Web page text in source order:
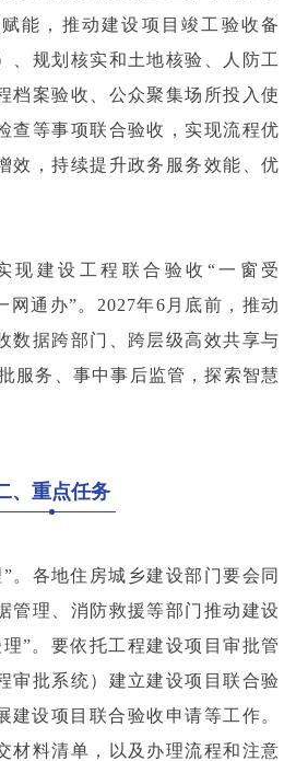
能，推动建设项目竣工验收备
、规划核实和土地核验、人防工
档案验收、公众聚集场所投入使
查等事项联合验收，实现流程优
效，持续提升政务服务效能、优
现建设工程联合验收“一窗受
网通办”。2027年6月底前，推动
数据跨部门、跨层级高效共享与
服务、事中事后监管，探索智慧
、重点任务
”。各地住房城乡建设部门要会同
管理、消防救援等部门推动建设
”。要依托工程建设项目审批管
审批系统）建立建设项目联合验
建设项目联合验收申请等工作。
材料清单，以及办理流程和注意